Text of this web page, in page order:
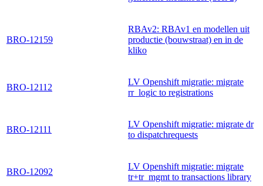
BRO-12159
RBAv2: RBAv1 en modellen uit
productie (bouwstraat) en in de
kliko
BRO-12112
LV Openshift migratie: migrate
rr_logic to registrations
BRO-12111
LV Openshift migratie: migrate dr
to dispatchrequests
BRO-12092
LV Openshift migratie: migrate
tr+tr_mgmt to transactions library